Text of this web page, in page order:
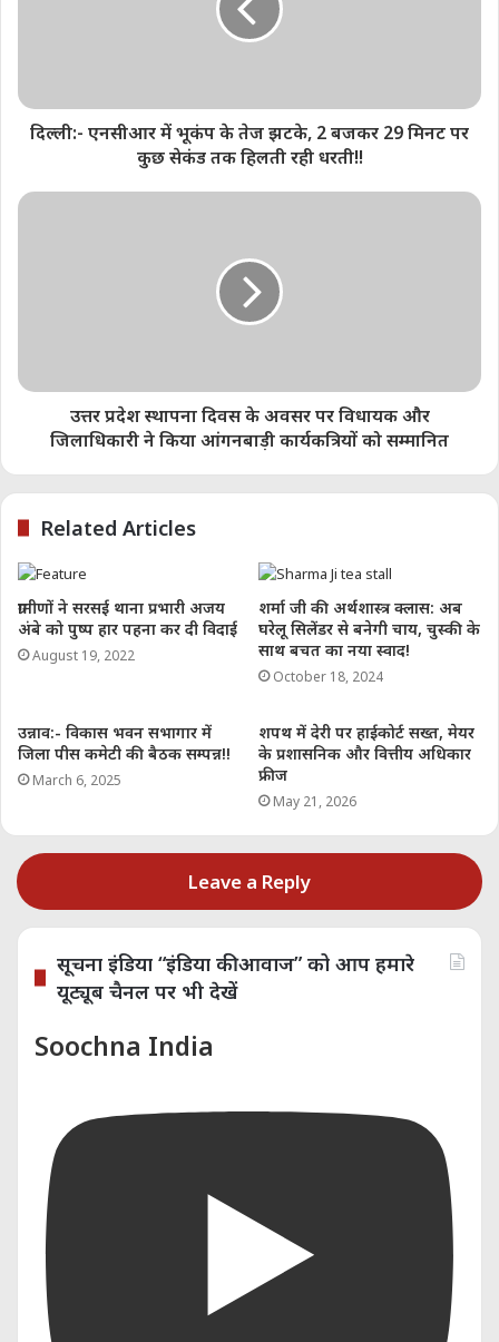
Like this:
दिल्ली:- एनसीआर में भूकंप के तेज झटके, 2 बजकर 29 मिनट पर
कुछ सेकंड तक हिलती रही धरती!!
उत्तर प्रदेश स्थापना दिवस के अवसर पर विधायक और
जिलाधिकारी ने किया आंगनबाड़ी कार्यकत्रियों को सम्मानित
Related Articles
ग्रामीणों ने सरसई थाना प्रभारी अजय
अंबे को पुष्प हार पहना कर दी विदाई
August 19, 2022
शर्मा जी की अर्थशास्त्र क्लास: अब
घरेलू सिलेंडर से बनेगी चाय, चुस्की के
साथ बचत का नया स्वाद!
October 18, 2024
उन्नाव:- विकास भवन सभागार में
जिला पीस कमेटी की बैठक सम्पन्न!!
March 6, 2025
शपथ में देरी पर हाईकोर्ट सख्त, मेयर
के प्रशासनिक और वित्तीय अधिकार
फ्रीज
May 21, 2026
Leave a Reply
सूचना इंडिया “इंडिया की आवाज” को आप हमारे
यूट्यूब चैनल पर भी देखें
Soochna India